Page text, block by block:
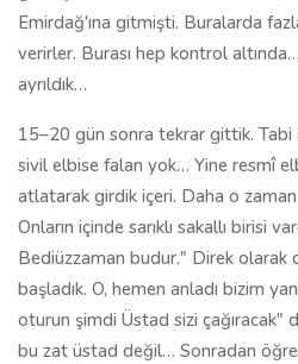
başladık. O, hemen anladı bizim
oturun şimdi Üstad sizi çağıracak"
bu zat üstad değil… Sonradan
odaya aldılar. Birkaç dakika sonra
çağırdı.
Üstad Hazretleri karyolada
koymuşlar, üzerinde yarıya kadar
öptük. Yere, tahta üzerine oturduk.
geliyorsunuz? Ne yapıyorsunuz?"
olduğumu, talebelik yaptığımı